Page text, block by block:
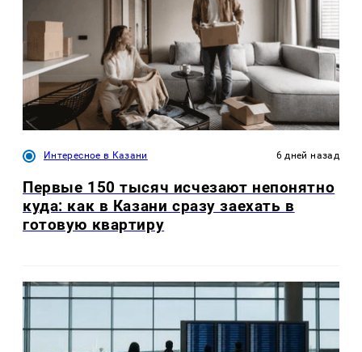
Интересное в Казани 6 дней назад
Первые 150 тысяч исчезают непонятно
куда: как в Казани сразу заехать в
готовую квартиру